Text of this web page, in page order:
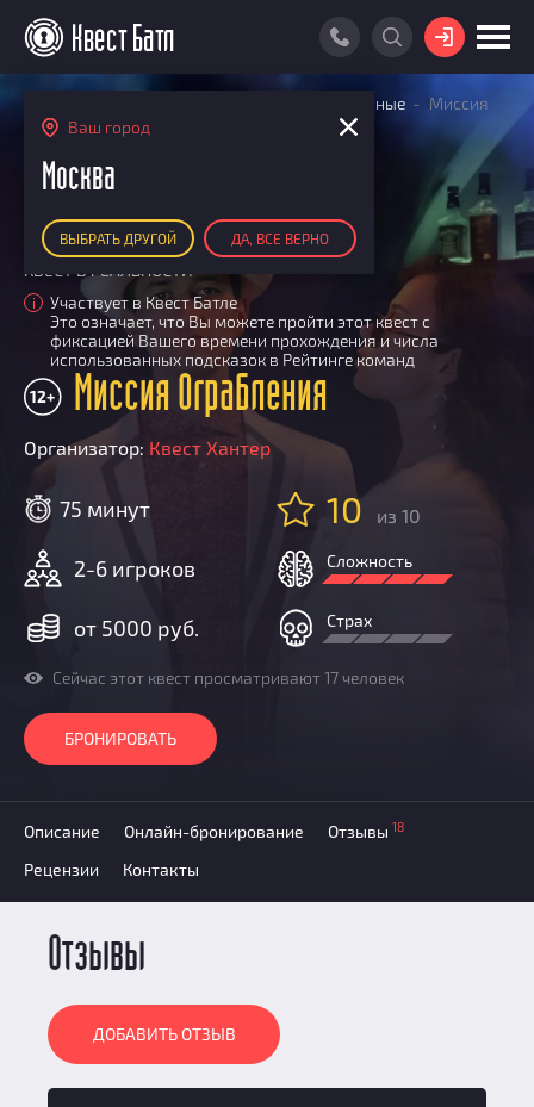
Ваш город
Москва
ВЫБРАТЬ ДРУГОЙ ДА, ВСЕ ВЕРНО
ВОЙТИ
КАРТА КВЕСТОВ
РЕЙТИНГ КОМАНД
Итоговый рейтинг
По количеству очков
По качеству игры
Список команд
ПОИСК КОМАНДЫ
КВЕСТ БАТЛ
О Квест Батле
Cashback
Как подсчитываются рейтинги
Новости
Партнерам
КВЕСТ В ПОДАРОК
Квесты детективные
Миссия
Ограбления
КВЕСТ В РЕАЛЬНОСТИ
i
Участвует в Квест Батле
Это означает, что Вы можете пройти этот квест с
фиксацией Вашего времени прохождения и числа
использованных подсказок в Рейтинге команд
Миссия Ограбления
12+
Организатор: Квест Хантер
75 минут
2-6 игроков
от 5000 руб.
10 из 10
Сложность
Страх
Сейчас этот квест просматривают 17 человек
БРОНИРОВАТЬ
Описание Онлайн-бронирование Отзывы 18
Рецензии Контакты
Отзывы
ДОБАВИТЬ ОТЗЫВ